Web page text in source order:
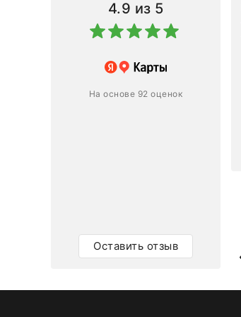
4.9 из 5
На основе 92 оценок
Оставить отзыв